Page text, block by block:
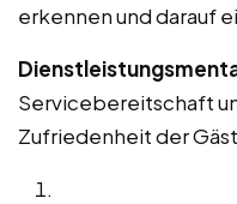
erkennen und darauf
Servicebereitschaft
Zufriedenheit der